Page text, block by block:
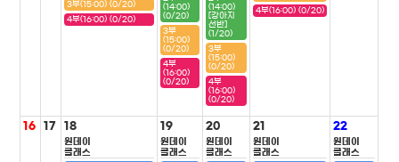
3부(15:00) (0/20)
4부(16:00) (0/20)
(14:00)
(0/20)
3부
(15:00)
(0/20)
4부
(16:00)
(0/20)
(14:00)
[강아지
선반]
(1/20)
3부
(15:00)
(0/20)
4부
(16:00)
(0/20)
4부(16:00) (0/20)
16 17 18
원데이
클래스
19
원데이
클래스
20
원데이
클래스
21
원데이
클래스
22
원데이
클래스